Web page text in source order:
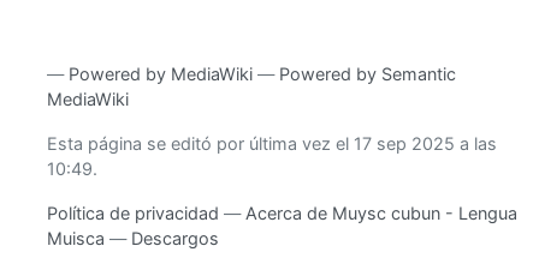
― Powered by MediaWiki ― Powered by Semantic
MediaWiki
Esta página se editó por última vez el 17 sep 2025 a las
10:49.
Política de privacidad
Acerca de Muysc cubun - Lengua
Muisca
Descargos